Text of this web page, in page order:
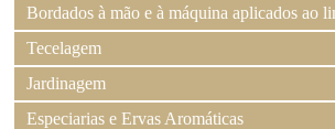
Bordados à mão e à máquina aplicados ao
Tecelagem
Jardinagem
Especiarias e Ervas Aromáticas